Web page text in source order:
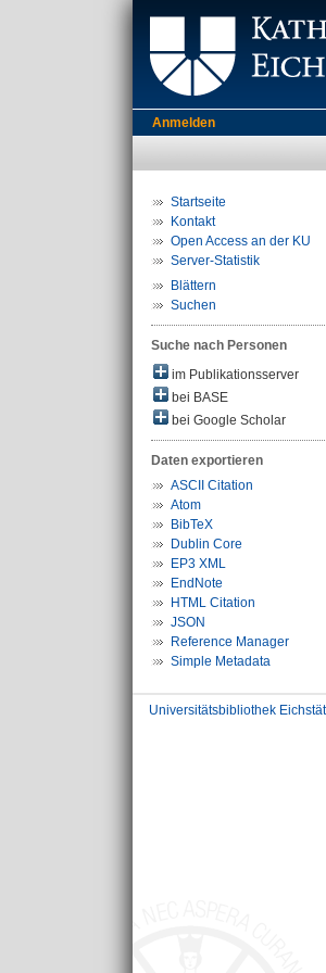
Anmelden
Startseite
Kontakt
Open Access an der KU
Server-Statistik
Blättern
Suchen
Suche nach Personen
im Publikationsserver
bei BASE
bei Google Scholar
Daten exportieren
ASCII Citation
Atom
BibTeX
Dublin Core
EP3 XML
EndNote
HTML Citation
JSON
Reference Manager
Simple Metadata
Universitätsbibliothek